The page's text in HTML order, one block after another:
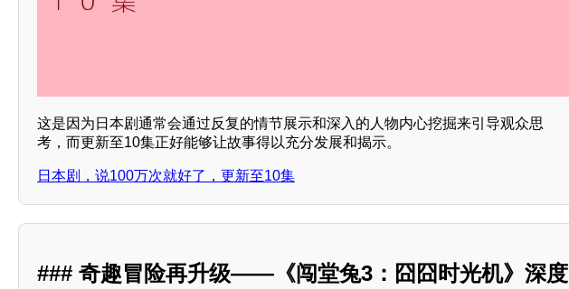
这是因为日本剧通常会通过反复的情节展示和深入的人物内心挖掘来引导观众思
考，而更新至10集正好能够让故事得以充分发展和揭示。
日本剧，说100万次就好了，更新至10集
### 奇趣冒险再升级——《闯堂兔3：囧囧时光机》深度